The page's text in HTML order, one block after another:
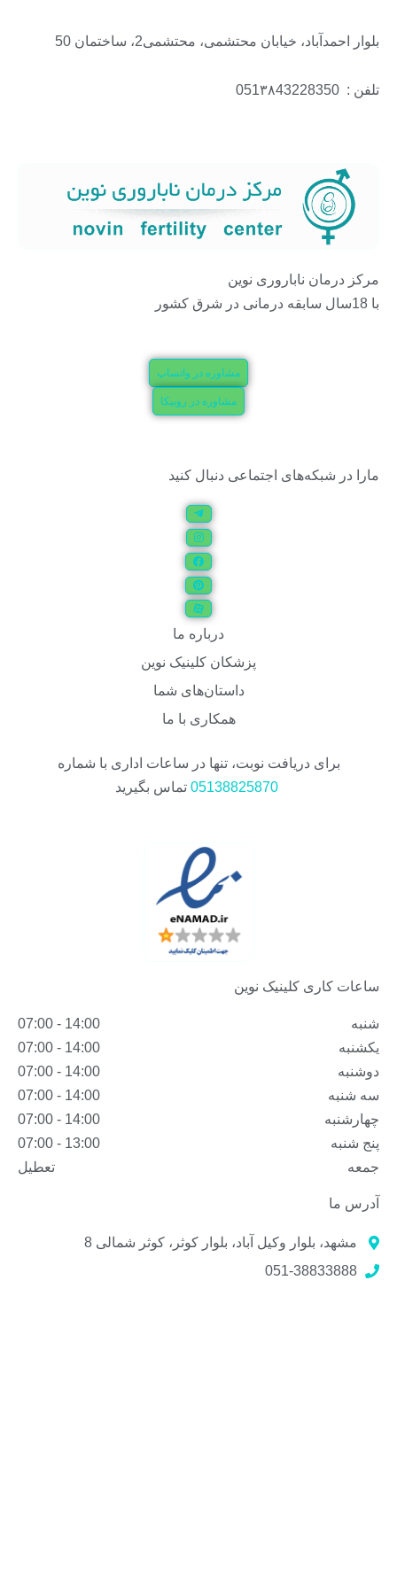
بلوار احمدآباد، خیابان محتشمی، محتشمی2، ساختمان 50
تلفن : 051۳۸43228350
مرکز درمان ناباروری نوین
با 18سال سابقه درمانی در شرق کشور
مشاوره در واتساپ
مشاوره در روبیکا
مارا در شبکه‌های اجتماعی دنبال کنید
درباره ما
پزشکان کلینیک نوین
داستان‌های شما
همکاری با ما
برای دریافت نوبت، تنها در ساعات اداری با شماره
05138825870 تماس بگیرید
ساعات کاری کلینیک نوین
شنبه
14:00 - 07:00
یکشنبه
14:00 - 07:00
دوشنبه
14:00 - 07:00
سه شنبه
14:00 - 07:00
چهارشنبه
14:00 - 07:00
پنج شنبه
13:00 - 07:00
جمعه
تعطیل
آدرس ما
مشهد، بلوار وکیل آباد، بلوار کوثر، کوثر شمالی 8
051-38833888